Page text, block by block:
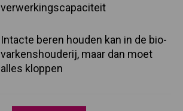
verwerkingscapaciteit
Intacte beren houden kan in de bio-
varkenshouderij, maar dan moet
alles kloppen